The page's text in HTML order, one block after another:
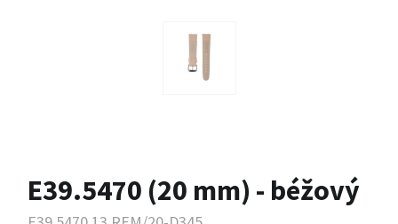
E39.5470 (20 mm) - béžový